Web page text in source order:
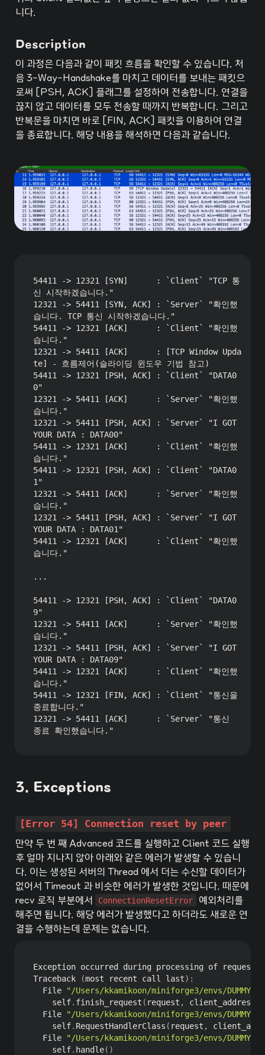
니다.
Description
이 과정은 다음과 같이 패킷 흐름을 확인할 수 있습니다. 처
음 3-Way-Handshake를 마치고 데이터를 보내는 패킷으
로써 [PSH, ACK] 플래그를 설정하여 전송합니다. 연결을
끊지 않고 데이터를 모두 전송할 때까지 반복합니다. 그리고
반복문을 마치면 바로 [FIN, ACK] 패킷을 이용하여 연결
을 종료합니다. 해당 내용을 해석하면 다음과 같습니다.
54411 -> 12321 [SYN]      : `Client` "TCP 통
신 시작하겠습니다."
12321 -> 54411 [SYN, ACK] : `Server` "확인했
습니다. TCP 통신 시작하겠습니다."
54411 -> 12321 [ACK]      : `Client` "확인했
습니다."
12321 -> 54411 [ACK]      : [TCP Window Upda
te] - 흐름제어(슬라이딩 윈도우 기법 참고)
54411 -> 12321 [PSH, ACK] : `Client` "DATA0
0"
12321 -> 54411 [ACK]      : `Server` "확인했
습니다."
12321 -> 54411 [PSH, ACK] : `Server` "I GOT
YOUR DATA : DATA00"
54411 -> 12321 [ACK]      : `Client` "확인했
습니다."
54411 -> 12321 [PSH, ACK] : `Client` "DATA0
1"
12321 -> 54411 [ACK]      : `Server` "확인했
습니다."
12321 -> 54411 [PSH, ACK] : `Server` "I GOT
YOUR DATA : DATA01"
54411 -> 12321 [ACK]      : `Client` "확인했
습니다."
...
54411 -> 12321 [PSH, ACK] : `Client` "DATA0
9"
12321 -> 54411 [ACK]      : `Server` "확인했
습니다."
12321 -> 54411 [PSH, ACK] : `Server` "I GOT
YOUR DATA : DATA09"
54411 -> 12321 [ACK]      : `Client` "확인했
습니다."
54411 -> 12321 [FIN, ACK] : `Client` "통신을
종료합니다."
12321 -> 54411 [ACK]      : `Server` "통신
종료 확인했습니다."
3. Exceptions
[Error 54] Connection reset by peer
만약 두 번 째 Advanced 코드를 실행하고 Client 코드 실행
후 얼마 지나지 않아 아래와 같은 에러가 발생할 수 있습니
다. 이는 생성된 서버의 Thread 에서 더는 수신할 데이터가
없어서 Timeout 과 비슷한 에러가 발생한 것입니다. 때문에
recv 로직 부분에서
ConnectionResetError
예외처리를
해주면 됩니다. 해당 에러가 발생했다고 하더라도 새로운 연
결을 수행하는데 문제는 없습니다.
Exception occurred during processing of request
Traceback
(most recent call last) :
  File
"/Users/kkamikoon/miniforge3/envs/
    self
. finish_request ( request , client_address
  File
"/Users/kkamikoon/miniforge3/envs/
    self
. RequestHandlerClass ( request ,
  File
"/Users/kkamikoon/miniforge3/envs/
    self
. handle( )